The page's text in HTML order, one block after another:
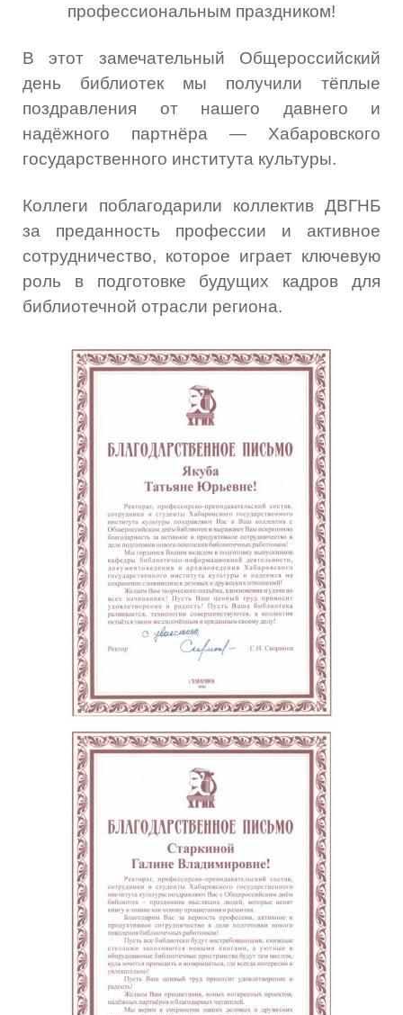
профессиональным праздником!
В этот замечательный Общероссийский
день библиотек мы получили тёплые
поздравления от нашего давнего и
надёжного партнёра — Хабаровского
государственного института культуры.
Коллеги поблагодарили коллектив ДВГНБ
за преданность профессии и активное
сотрудничество, которое играет ключевую
роль в подготовке будущих кадров для
библиотечной отрасли региона.